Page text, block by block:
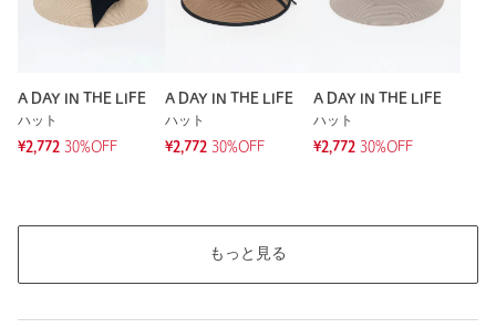
A DAY IN THE LIFE
ハット
¥2,772 30%OFF
A DAY IN THE LIFE
ハット
¥2,772 30%OFF
A DAY IN THE LIFE
ハット
¥2,772 30%OFF
もっと見る